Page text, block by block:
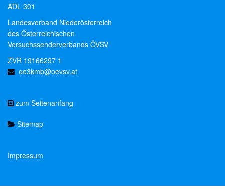
ADL 301
Landesverband Niederösterreich
des Österreichischen
Versuchssenderverbands ÖVSV
ZVR 19166297 1
oe3kmb@oevsv.at
zum Seitenanfang
Sitemap
Impressum